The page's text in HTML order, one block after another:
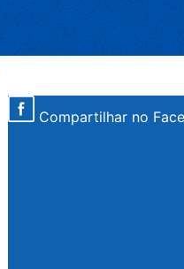
Compartilhar no